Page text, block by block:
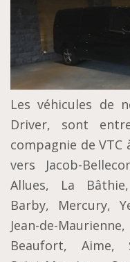
Les véhicules de
Driver, sont
compagnie de
vers Jacob-
Allues, La
Barby, Mercury,
Jean-de-
Beaufort, Aime,